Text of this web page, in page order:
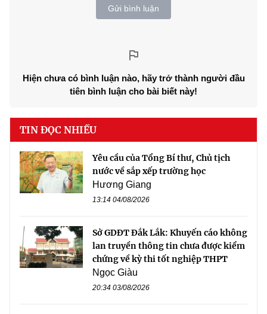
Gửi bình luận
Hiện chưa có bình luận nào, hãy trở thành người đầu
tiên bình luận cho bài biết này!
TIN ĐỌC NHIỀU
Yêu cầu của Tổng Bí thư, Chủ tịch
nước về sắp xếp trường học
Hương Giang
13:14 04/08/2026
Sở GDĐT Đắk Lắk: Khuyến cáo không
lan truyền thông tin chưa được kiểm
chứng về kỳ thi tốt nghiệp THPT
Ngọc Giàu
20:34 03/08/2026